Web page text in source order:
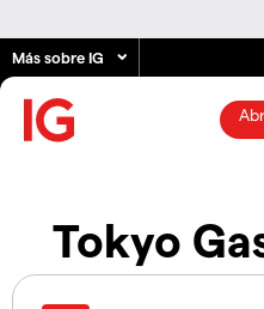
Más sobre IG
Tokyo